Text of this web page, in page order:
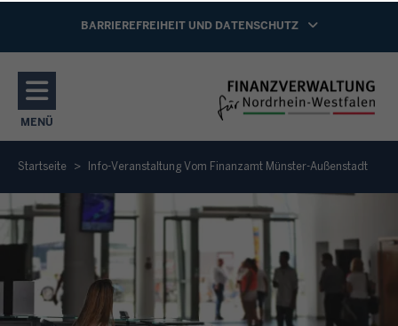
Direkt zum Inhalt
NAVIGATION AKTIVIEREN/DEAKTIVIEREN:
BARRIEREFREIHEIT UND DATENSCHUTZ
MENÜ
NAVIGATION AKTIVIEREN/DEAKTIVIEREN: HAUPTMENÜ
Startseite Info-Veranstaltung Vom Finanzamt Münster-Außenstadt